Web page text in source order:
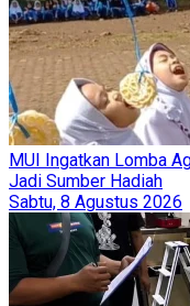
MUI Ingatkan Lomba
Jadi Sumber Hadiah
Sabtu, 8 Agustus 2026